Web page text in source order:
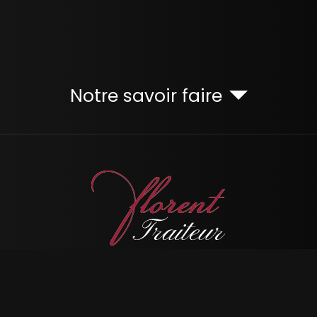
Notre savoir faire